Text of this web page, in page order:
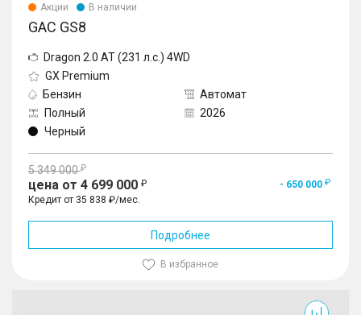
Акции В наличии
GAC GS8
Dragon 2.0 AT (231 л.с.) 4WD
GX Premium
Бензин
Автомат
Полный
2026
Черный
5 349 000
цена от 4 699 000
- 650 000
Кредит от 35 838 ₽/мес.
Подробнее
В избранное